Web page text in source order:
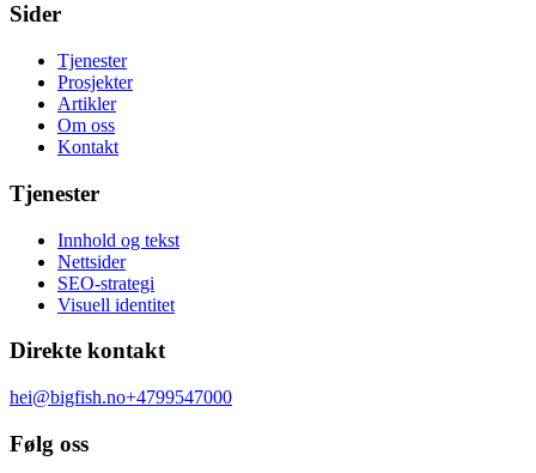
Sider
Tjenester
Prosjekter
Artikler
Om oss
Kontakt
Tjenester
Innhold og tekst
Nettsider
SEO-strategi
Visuell identitet
Direkte kontakt
hei@bigfish.no+4799547000
Følg oss